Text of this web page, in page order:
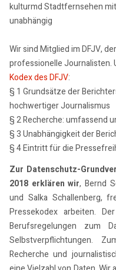
kulturmd Stadtfernsehen
unabhängig
Wir sind Mitglied im DFJV,
professionelle Journalisten.
Kodex des DFJV:
§ 1 Grundsätze der
hochwertiger Journalismus
§ 2 Recherche: umfassend
§ 3 Unabhängigkeit der
§ 4 Eintritt für die
Zur Datenschutz-
2018 erklären wir, Bernd
und Salka Schallenberg,
Pressekodex arbeiten.
Berufsregelungen zum
Selbstverpflichtungen.
Recherche und